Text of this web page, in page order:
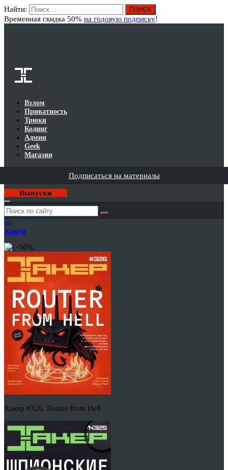
Найти:
Временная скидка 50% на годовую подписку!
Взлом
Приватность
Трюки
Кодинг
Админ
Geek
Магазин
Подписаться на материалы
Выпуски
Годовая
подписка
на
Хакер
-50%
Хакер #326. Router from Hell